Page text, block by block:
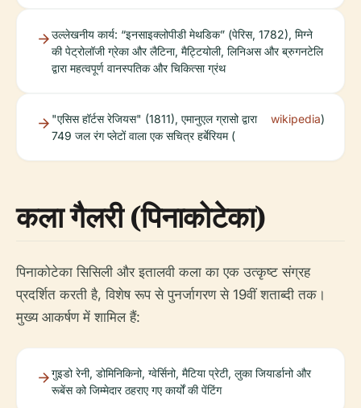
उल्लेखनीय कार्य: “इनसाइक्लोपीडी मेथडिक” (पेरिस, 1782), मिग्ने
की पेट्रोलॉजी ग्रेका और लैटिना, मैट्टियोली, लिनिअस और ब्रुगनटेलि
द्वारा महत्वपूर्ण वानस्पतिक और चिकित्सा ग्रंथ
"एसिस हॉर्टस रेजियस" (1811), एमानुएल ग्रासो द्वारा
749 जल रंग प्लेटों वाला एक सचित्र हर्बेरियम (
wikipedia)
कला गैलरी (पिनाकोटेका)
पिनाकोटेका सिसिली और इतालवी कला का एक उत्कृष्ट संग्रह
प्रदर्शित करती है, विशेष रूप से पुनर्जागरण से 19वीं शताब्दी तक।
मुख्य आकर्षण में शामिल हैं:
गुइडो रेनी, डोमिनिकिनो, ग्वेर्सिनो, मैटिया प्रेटी, लुका जियार्डानो और
रूबेंस को जिम्मेदार ठहराए गए कार्यों की पेंटिंग